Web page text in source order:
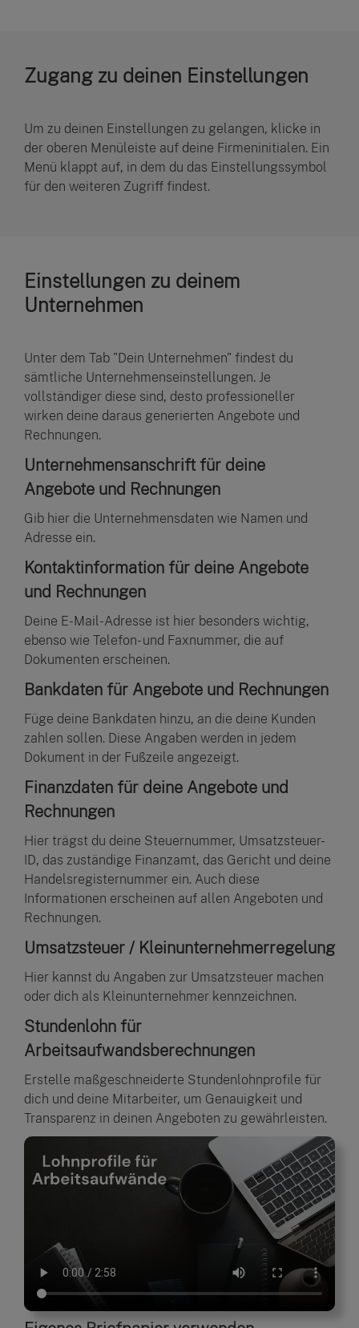
Zugang zu deinen Einstellungen
Um zu deinen Einstellungen zu gelangen, klicke in
der oberen Menüleiste auf deine Firmeninitialen. Ein
Menü klappt auf, in dem du das Einstellungssymbol
für den weiteren Zugriff findest.
Einstellungen zu deinem
Unternehmen
Unter dem Tab "Dein Unternehmen" findest du
sämtliche Unternehmenseinstellungen. Je
vollständiger diese sind, desto professioneller
wirken deine daraus generierten Angebote und
Rechnungen.
Unternehmensanschrift für deine
Angebote und Rechnungen
Gib hier die Unternehmensdaten wie Namen und
Adresse ein.
Kontaktinformation für deine Angebote
und Rechnungen
Deine E-Mail-Adresse ist hier besonders wichtig,
ebenso wie Telefon- und Faxnummer, die auf
Dokumenten erscheinen.
Bankdaten für Angebote und Rechnungen
Füge deine Bankdaten hinzu, an die deine Kunden
zahlen sollen. Diese Angaben werden in jedem
Dokument in der Fußzeile angezeigt.
Finanzdaten für deine Angebote und
Rechnungen
Hier trägst du deine Steuernummer, Umsatzsteuer-
ID, das zuständige Finanzamt, das Gericht und deine
Handelsregisternummer ein. Auch diese
Informationen erscheinen auf allen Angeboten und
Rechnungen.
Umsatzsteuer / Kleinunternehmerregelung
Hier kannst du Angaben zur Umsatzsteuer machen
oder dich als Kleinunternehmer kennzeichnen.
Stundenlohn für
Arbeitsaufwandsberechnungen
Erstelle maßgeschneiderte Stundenlohnprofile für
dich und deine Mitarbeiter, um Genauigkeit und
Transparenz in deinen Angeboten zu gewährleisten.